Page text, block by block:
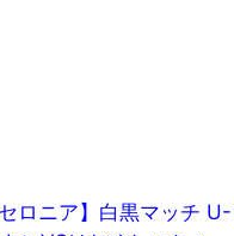
セロニア】白黒マッチ U-